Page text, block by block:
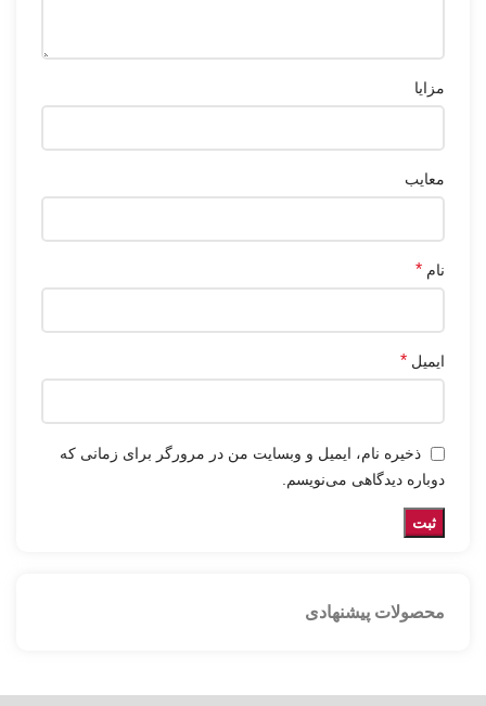
مزایا
معایب
نام *
ایمیل *
ذخیره نام، ایمیل و وبسایت من در مرورگر برای زمانی که
دوباره دیدگاهی می‌نویسم.
محصولات پیشنهادی